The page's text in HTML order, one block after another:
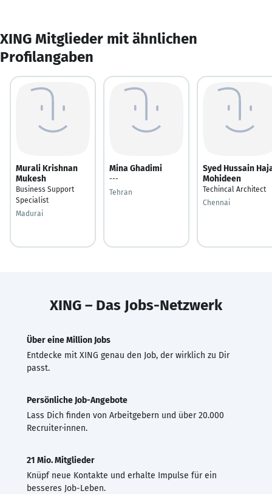
XING Mitglieder mit ähnlichen
Profilangaben
Murali Krishnan
Mukesh
Business Support
Specialist
Madurai
Mina Ghadimi
---
Tehran
Syed Hussain
Mohideen
Techincal Architect
Chennai
XING – Das Jobs-Netzwerk
Über eine Million Jobs
Entdecke mit XING genau den Job, der wirklich zu Dir
passt.
Persönliche Job-Angebote
Lass Dich finden von Arbeitgebern und über 20.000
Recruiter·innen.
21 Mio. Mitglieder
Knüpf neue Kontakte und erhalte Impulse für ein
besseres Job-Leben.